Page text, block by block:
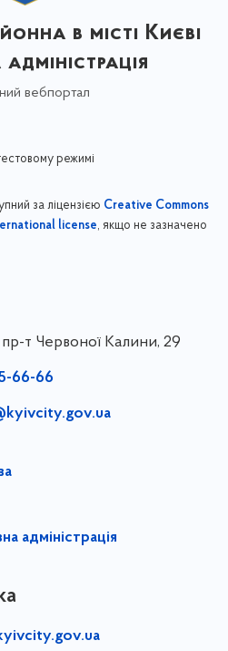
в місті Києві
вебпортал
режимі
за ліцензією Creative Commons
license, якщо не зазначено
пр-т Червоної Калини, 29
66-66
адміністрація